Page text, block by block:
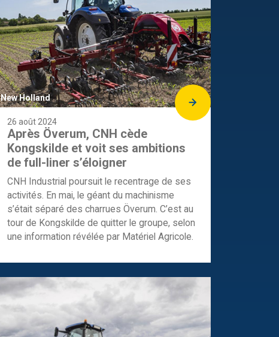
New Holland
26 août 2024
Après Överum, CNH cède
Kongskilde et voit ses ambitions
de full-liner s’éloigner
CNH Industrial poursuit le recentrage de ses
activités. En mai, le géant du machinisme
s’était séparé des charrues Överum. C’est au
tour de Kongskilde de quitter le groupe, selon
une information révélée par Matériel Agricole.